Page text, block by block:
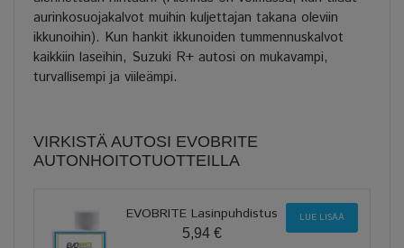
aurinkosuojakalvot muihin kuljettajan takana oleviin
ikkunoihin). Kun hankit ikkunoiden tummennuskalvot
kaikkiin laseihin, Suzuki R+ autosi on mukavampi,
turvallisempi ja viileämpi.
VIRKISTÄ AUTOSI EVOBRITE
AUTONHOITOTUOTTEILLA
EVOBRITE Lasinpuhdistus
5,94 €
LUE LISÄÄ